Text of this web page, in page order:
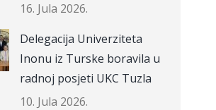
16. Jula 2026.
Delegacija Univerziteta
Inonu iz Turske boravila u
radnoj posjeti UKC Tuzla
10. Jula 2026.